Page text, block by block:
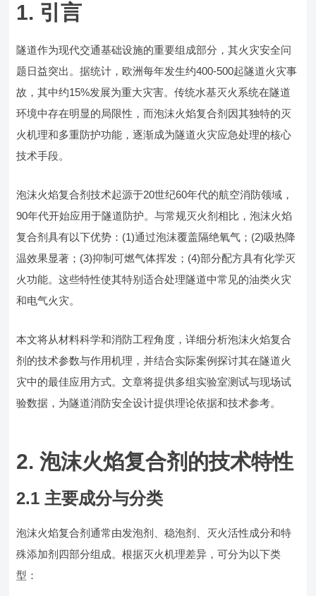
1. 引言
隧道作为现代交通基础设施的重要组成部分，其火灾安全问
题日益突出。据统计，欧洲每年发生约400-500起隧道火灾事
故，其中约15%发展为重大灾害。传统水基灭火系统在隧道
环境中存在明显的局限性，而泡沫火焰复合剂因其独特的灭
火机理和多重防护功能，逐渐成为隧道火灾应急处理的核心
技术手段。
泡沫火焰复合剂技术起源于20世纪60年代的航空消防领域，
90年代开始应用于隧道防护。与常规灭火剂相比，泡沫火焰
复合剂具有以下优势：(1)通过泡沫覆盖隔绝氧气；(2)吸热降
温效果显著；(3)抑制可燃气体挥发；(4)部分配方具有化学灭
火功能。这些特性使其特别适合处理隧道中常见的油类火灾
和电气火灾。
本文将从材料科学和消防工程角度，详细分析泡沫火焰复合
剂的技术参数与作用机理，并结合实际案例探讨其在隧道火
灾中的最佳应用方式。文章将提供多组实验室测试与现场试
验数据，为隧道消防安全设计提供理论依据和技术参考。
2. 泡沫火焰复合剂的技术特性
2.1 主要成分与分类
泡沫火焰复合剂通常由发泡剂、稳泡剂、灭火活性成分和特
殊添加剂四部分组成。根据灭火机理差异，可分为以下类
型：